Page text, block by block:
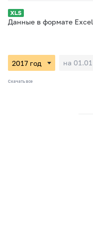
Данные в формате Excel
на 01.01
Скачать все